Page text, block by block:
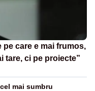
pe care e mai frumos,
tare, ci pe proiecte”
mai sumbru